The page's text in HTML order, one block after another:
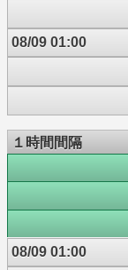
08/09 01:00
１時間間隔
08/09 01:00